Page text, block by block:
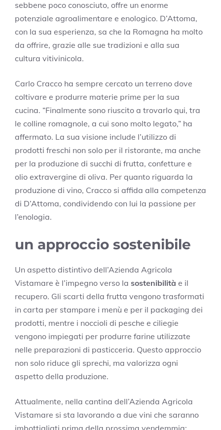
sebbene poco conosciuto, offre un enorme
potenziale agroalimentare e enologico. D’Attoma,
con la sua esperienza, sa che la Romagna ha molto
da offrire, grazie alle sue tradizioni e alla sua
cultura vitivinicola.
Carlo Cracco ha sempre cercato un terreno dove
coltivare e produrre materie prime per la sua
cucina. “Finalmente sono riuscito a trovarlo qui, tra
le colline romagnole, a cui sono molto legato,” ha
affermato. La sua visione include l’utilizzo di
prodotti freschi non solo per il ristorante, ma anche
per la produzione di succhi di frutta, confetture e
olio extravergine di oliva. Per quanto riguarda la
produzione di vino, Cracco si affida alla competenza
di D’Attoma, condividendo con lui la passione per
l’enologia.
un approccio sostenibile
Un aspetto distintivo dell’Azienda Agricola
Vistamare è l’impegno verso la sostenibilità e il
recupero. Gli scarti della frutta vengono trasformati
in carta per stampare i menù e per il packaging dei
prodotti, mentre i noccioli di pesche e ciliegie
vengono impiegati per produrre farine utilizzate
nelle preparazioni di pasticceria. Questo approccio
non solo riduce gli sprechi, ma valorizza ogni
aspetto della produzione.
Attualmente, nella cantina dell’Azienda Agricola
Vistamare si sta lavorando a due vini che saranno
imbottigliati prima della prossima vendemmia: